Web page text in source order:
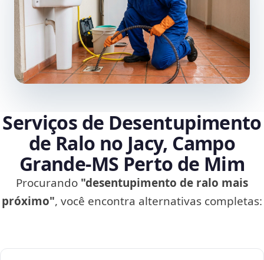
Serviços de Desentupimento
de Ralo no Jacy, Campo
Grande‑MS Perto de Mim
Procurando "desentupimento de ralo mais
próximo", você encontra alternativas completas: